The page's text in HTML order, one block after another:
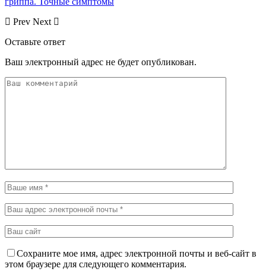
Prev Next
Оставьте ответ
Ваш электронный адрес не будет опубликован.
Сохраните мое имя, адрес электронной почты и веб-сайт в
этом браузере для следующего комментария.